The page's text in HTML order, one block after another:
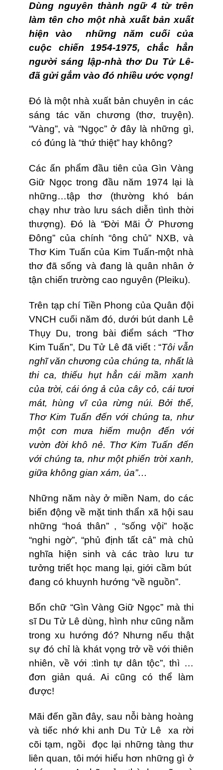
Dùng nguyên thành ngữ 4 từ trên
làm tên cho một nhà xuất bản xuất
hiện vào những năm cuối của
cuộc chiến 1954-1975, chắc hẳn
người sáng lập-nhà thơ Du Tử Lê-
đã gửi gắm vào đó nhiều ước vọng!
Đó là một nhà xuất bản chuyên in các
sáng tác văn chương (thơ, truyện).
“Vàng”, và “Ngọc” ở đây là những gì,
có đúng là “thứ thiệt” hay không?
Các ấn phẩm đầu tiên của Gìn Vàng
Giữ Ngọc trong đầu năm 1974 lại là
những…tập thơ (thường khó bán
chạy như trào lưu sách diễn tình thời
thượng). Đó là “Đời Mãi Ở Phương
Đông” của chính “ông chủ” NXB, và
Thơ Kim Tuấn của Kim Tuấn-một nhà
thơ đã sống và đang là quân nhân ở
tận chiến trường cao nguyên (Pleiku).
Trên tạp chí Tiền Phong của Quân đội
VNCH cuối năm đó, dưới bút danh Lê
Thụy Du, trong bài điểm sách “Thơ
Kim Tuấn”, Du Tử Lê đã viết : “Tôi vẫn
nghĩ văn chương của chúng ta, nhất là
thi ca, thiếu hụt hẳn cái mầm xanh
của trời, cái óng ả của cây cỏ, cái tươi
mát, hùng vĩ của rừng núi. Bởi thế,
Thơ Kim Tuấn đến với chúng ta, như
một cơn mưa hiếm muộn đến với
vườn đời khô nẻ. Thơ Kim Tuấn đến
với chúng ta, như một phiến trời xanh,
giữa không gian xám, úa”…
Những năm này ở miền Nam, do các
biến động về mặt tinh thẩn xã hội sau
những “hoá thân” , “sống vội” hoặc
“nghi ngờ”, “phủ định tất cả” mà chủ
nghĩa hiện sinh và các trào lưu tư
tưởng triết học mang lại, giới cầm bút
đang có khuynh hướng “về nguồn”.
Bốn chữ “Gìn Vàng Giữ Ngọc” mà thi
sĩ Du Tử Lê dùng, hình như cũng nằm
trong xu hướng đó? Nhưng nếu thật
sự đó chỉ là khát vọng trở về với thiên
nhiên, về với :tình tự dân tộc”, thì …
đơn giản quá. Ai cũng có thể làm
được!
Mãi đến gần đây, sau nỗi bàng hoàng
và tiếc nhớ khi anh Du Tử Lê xa rời
cõi tạm, ngồi đọc lại những tàng thư
liên quan, tôi mới hiểu hơn những gì ở